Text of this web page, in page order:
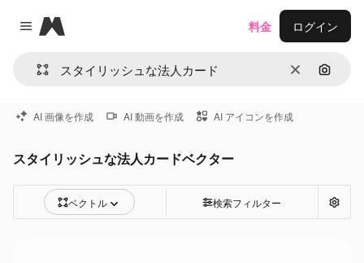
Close menu
Magnific
消去 画像で
料金 ログイン
AI 画像を作成 AI 動画を作成 AI アイコンを作成
スタイリッシュな法人カードベクター
ベクトル 検索フィルター